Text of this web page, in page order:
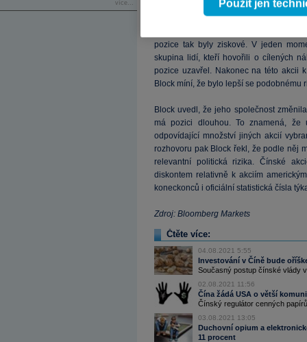
více...
Příkladem výše uvedeného může
pozice tak byly ziskové. V jeden
skupina lidí, kteří hovořili o cílených
pozice uzavřel. Nakonec na této akcii
Block míní, že bylo lepší se podobnému
Block uvedl, že jeho společnost
má pozici dlouhou. To znamená,
odpovídající množství jiných akcií
rozhovoru pak Block řekl, že podle něj
relevantní politická rizika. Čínské
diskontem relativně k akciím
koneckonců i oficiální statistická čísla
Zdroj: Bloomberg Markets
Čtěte více:
04.08.2021 5:55
Investování v Číně bude
Současný postup čínské vlády
02.08.2021 11:56
Čína žádá USA o větší
Čínský regulátor cenných
03.08.2021 13:05
Duchovní opium a
11 procent
Použít jen